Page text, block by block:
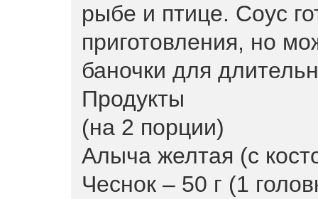
рыбе и птице. Соус
приготовления, но
баночки для
Продукты
(на 2 порции)
Алыча желтая (с
Чеснок – 50 г (1